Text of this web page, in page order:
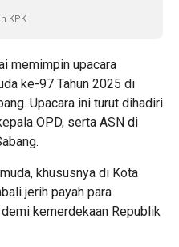
KPK
memimpin upacara
ke-97 Tahun 2025 di
Upacara ini turut dihadiri
OPD, serta ASN di
khususnya di Kota
jerih payah para
kemerdekaan Republik